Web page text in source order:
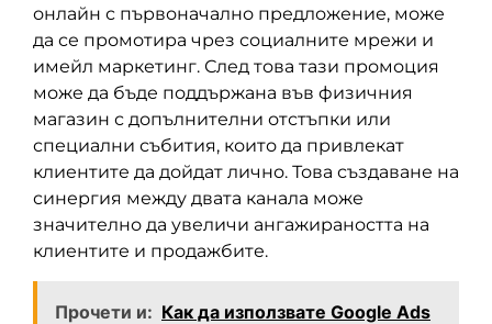
онлайн с първоначално предложение, може
да се промотира чрез социалните мрежи и
имейл маркетинг. След това тази промоция
може да бъде поддържана във физичния
магазин с допълнителни отстъпки или
специални събития, които да привлекат
клиентите да дойдат лично. Това създаване на
синергия между двата канала може
значително да увеличи ангажираността на
клиентите и продажбите.
Прочети и: Как да използвате Google Ads